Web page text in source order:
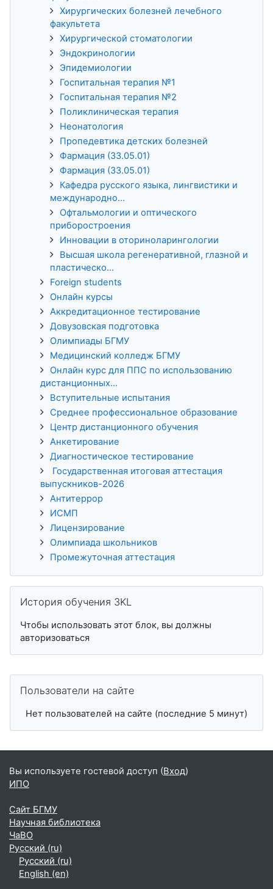
Хирургических болезней лечебного
факультета
Хирургической стоматологии
Эндокринологии
Эпидемиологии
Госпитальная терапия №1
Госпитальная терапия №2
Поликлиническая терапия
Неонатология
Пропедевтика детских болезней
Фармация (33.05.01)
Фармация (33.05.01)
Кафедра русского языка, лингвистики и
международно...
Офтальмологии и оптического
приборостроения
Инновации в оториноларингологии
Высшая школа регенеративной, глазной и
пластическо...
Foreign students
Онлайн курсы
Аккредитационное тестирование
Довузовская подготовка
Олимпиады БГМУ
Медицинский колледж БГМУ
Онлайн курс для ППС по использованию
дистанционных...
Вступительные испытания
Среднее профессиональное образование
Центр дистанционного обучения
Анкетирование
Диагностическое тестирование
Государственная итоговая аттестация
выпускников-2026
Антитеррор
ИСМП
Лицензирование
Олимпиада школьников
Промежуточная аттестация
История обучения 3KL
Чтобы использовать этот блок, вы должны
авторизоваться
Пользователи на сайте
Нет пользователей на сайте (последние 5 минут)
Вы используете гостевой доступ (Вход)
ИПО
Сайт БГМУ
Научная библиотека
ЧаВО
Русский ‎(ru)‎
Русский ‎(ru)‎
English ‎(en)‎